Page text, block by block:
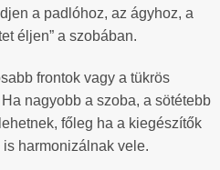
a padlóhoz, az ágyhoz, a
éljen” a szobában.
frontok vagy a tükrös
nagyobb a szoba, a sötétebb
főleg ha a kiegészítők
harmonizálnak vele.